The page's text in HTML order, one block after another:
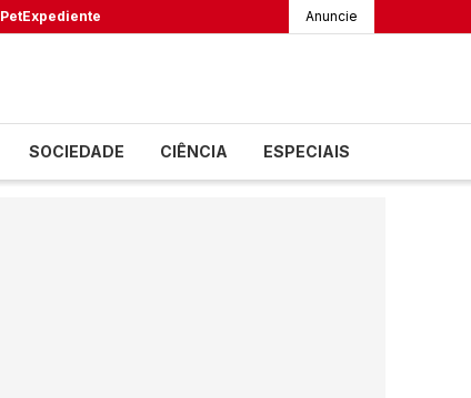
PetExpediente Anuncie
SOCIEDADE CIÊNCIA ESPECIAIS